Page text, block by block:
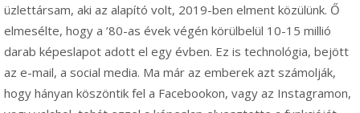
üzlettársam, aki az alapító volt, 2019-ben elment közülünk. Ő
elmesélte, hogy a ’80-as évek végén körülbelül 10-15 millió
darab képeslapot adott el egy évben. Ez is technológia, bejött
az e-mail, a social media. Ma már az emberek azt számolják,
hogy hányan köszöntik fel a Facebookon, vagy az Instagramon,